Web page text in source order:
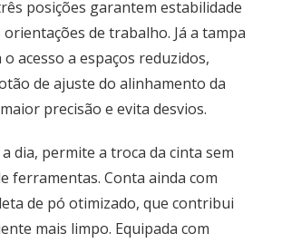
posições garantem estabilidade
de trabalho. Já a tampa
acesso a espaços reduzidos,
de ajuste do alinhamento da
precisão e evita desvios.
dia, permite a troca da cinta sem
ferramentas. Conta ainda com
de pó otimizado, que contribui
mais limpo. Equipada com